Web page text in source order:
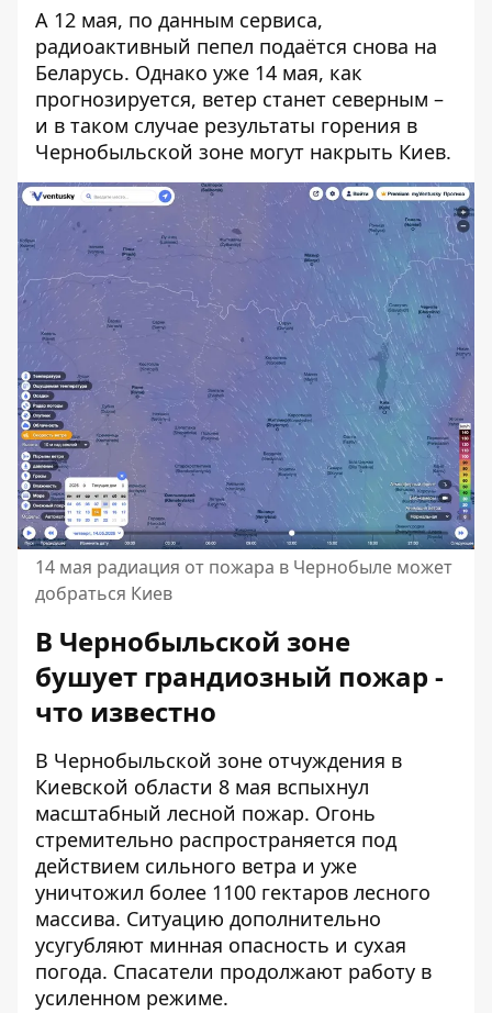
А 12 мая, по данным сервиса,
радиоактивный пепел подаётся снова на
Беларусь. Однако уже 14 мая, как
прогнозируется, ветер станет северным –
и в таком случае результаты горения в
Чернобыльской зоне могут накрыть Киев.
14 мая радиация от пожара в Чернобыле может
добраться Киев
В Чернобыльской зоне
бушует грандиозный пожар -
что известно
В Чернобыльской зоне отчуждения в
Киевской области 8 мая вспыхнул
масштабный лесной пожар. Огонь
стремительно распространяется под
действием сильного ветра и уже
уничтожил более 1100 гектаров лесного
массива. Ситуацию дополнительно
усугубляют минная опасность и сухая
погода. Спасатели продолжают работу в
усиленном режиме.